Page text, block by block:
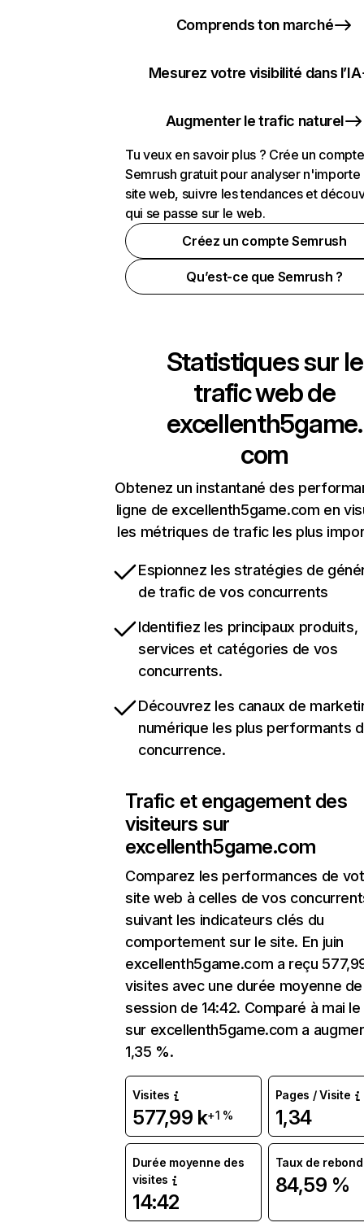
Comprends ton marché
Mesurez votre visibilité dans l’IA
Augmenter le trafic naturel
Tu veux en savoir plus ? Crée un compte
Semrush gratuit pour analyser n'importe
site web, suivre les tendances et
qui se passe sur le web.
Créez un compte Semrush
Qu’est-ce que Semrush ?
Statistiques sur le
trafic web de
excellenth5game.
com
Obtenez un instantané des
ligne de excellenth5game.com en
les métriques de trafic les plus
Espionnez les stratégies de
de trafic de vos concurrents
Identifiez les principaux produits,
services et catégories de vos
concurrents.
Découvrez les canaux de
numérique les plus performants
concurrence.
Trafic et engagement des
visiteurs sur
excellenth5game.com
Comparez les performances de
site web à celles de vos
suivant les indicateurs clés du
comportement sur le site. En juin
excellenth5game.com a reçu
visites avec une durée moyenne
session de 14:42. Comparé à mai
sur excellenth5game.com a
1,35 %.
Visites
577,99 k+1 %
Pages / Visite
1,34
Durée moyenne des
visites
14:42
Taux de rebond
84,59 %